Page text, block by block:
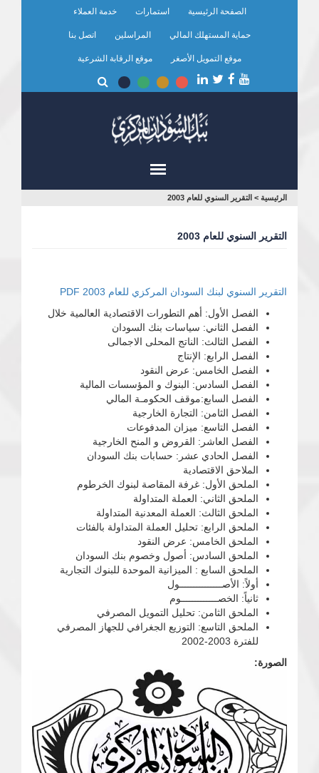
الصفحة الرئيسية استمارات خدمة العملاء
حماية المستهلك المالي المراسلين اتصل بنا
موقع التمويل الأصغر موقع الرقابة الشرعية
أنت
هنا
الرئيسية > التقرير السنوي للعام 2003
التقرير السنوي للعام 2003
التقرير السنوي لبنك السودان المركزي للعام 2003 PDF
الفصل الأول: أهم التطورات الاقتصادية العالمية خلال
الفصل الثاني: سياسات بنك السودان
الفصل الثالث: الناتج المحلى الاجمالى
الفصل الرابع: الإنتاج
الفصل الخامس: عرض النقود
الفصل السادس: البنوك و المؤسسات المالية
الفصل السابع:موقف الحكومـة المالي
الفصل الثامن: التجارة الخارجية
الفصل التاسع: ميزان المدفوعات
الفصل العاشر: القروض و المنح الخارجية
الفصل الحادي عشر: حسابات بنك السودان
الملاحق الاقتصادية
الملحق الأول: غرفة المقاصة لبنوك الخرطوم
الملحق الثاني: العملة المتداولة
الملحق الثالث: العملة المعدنية المتداولة
الملحق الرابع: تحليل العملة المتداولة بالفئات
الملحق الخامس: عرض النقود
الملحق السادس: أصول وخصوم بنك السودان
الملحق السابع : الميزانية الموحدة للبنوك التجارية
أولاً: الأصـــــــــــــــول
ثانياً: الخصـــــــــــــوم
الملحق الثامن: تحليل التمويل المصرفي
الملحق التاسع: التوزيع الجغرافي للجهاز المصرفي
للفترة 2003-2002
الصورة: